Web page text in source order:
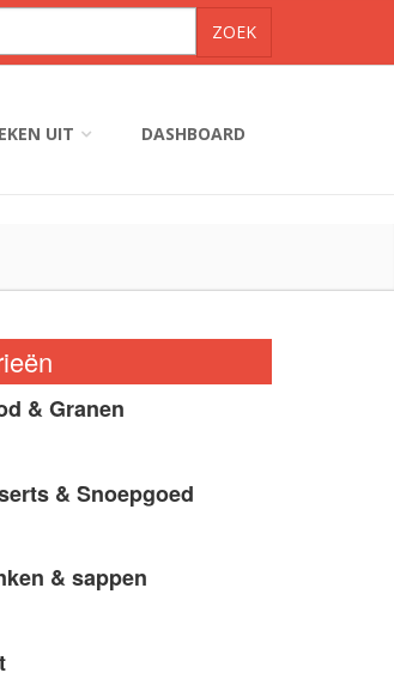
UIT DASHBOARD
& Granen
& Snoepgoed
& sappen